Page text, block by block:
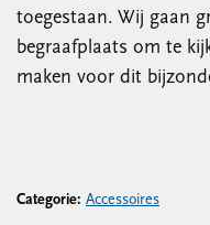
toegestaan. Wij gaan
begraafplaats om te
maken voor dit
Categorie: Accessoires